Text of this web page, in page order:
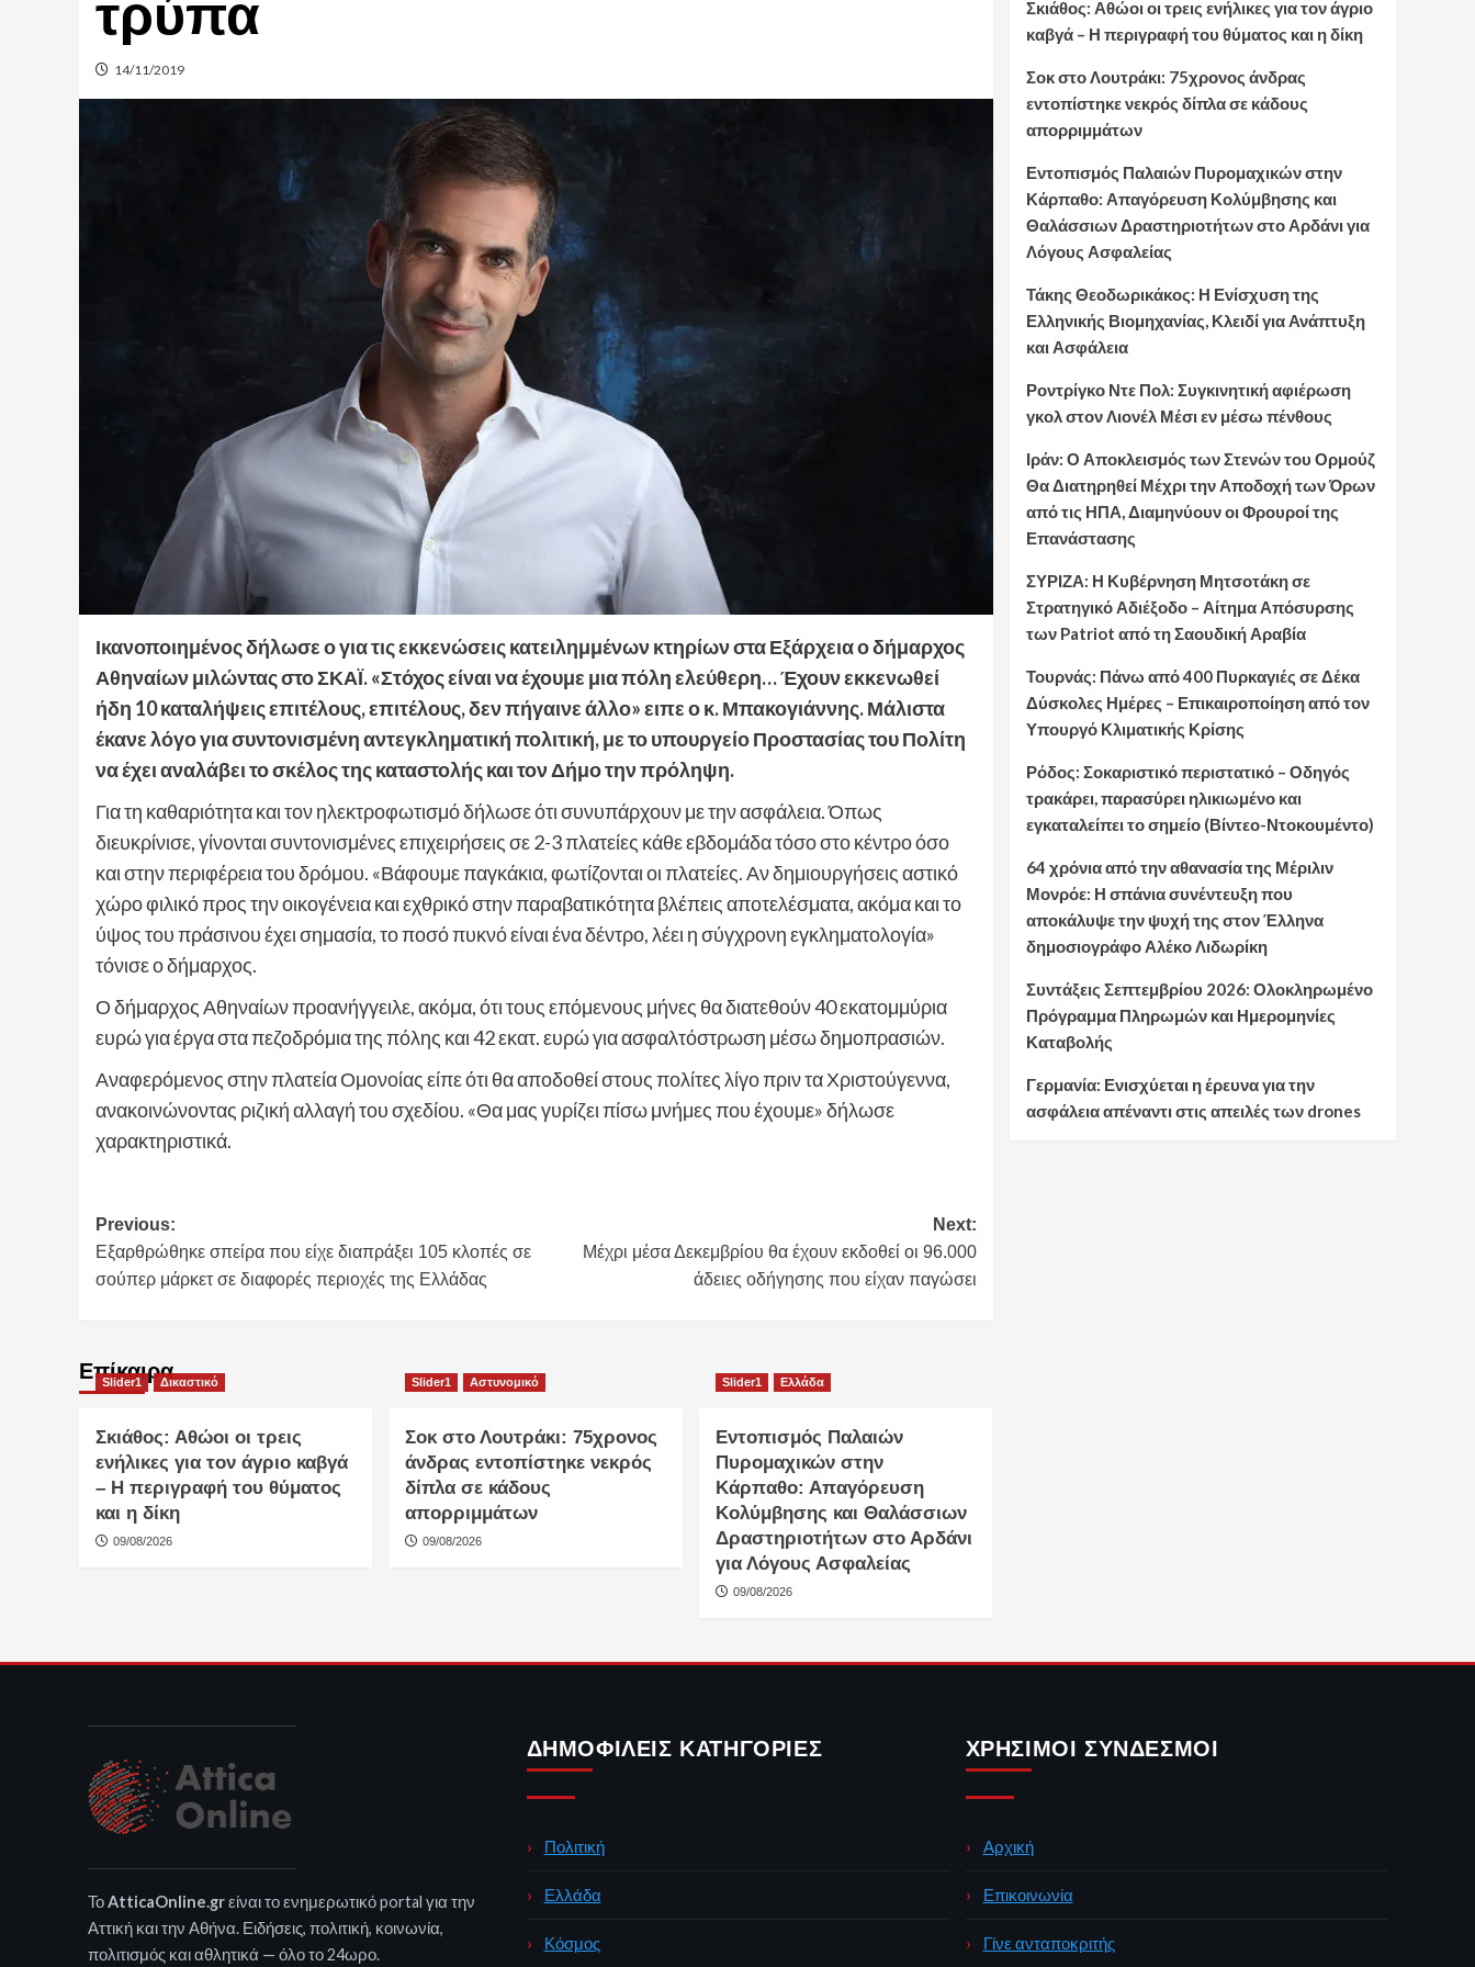
τρύπα
14/11/2019
Ικανοποιημένος δήλωσε ο για τις εκκενώσεις κατειλημμένων κτηρίων στα Εξάρχεια ο δήμαρχος
Αθηναίων μιλώντας στο ΣΚΑΪ. «Στόχος είναι να έχουμε μια πόλη ελεύθερη… Έχουν εκκενωθεί
ήδη 10 καταλήψεις επιτέλους, επιτέλους, δεν πήγαινε άλλο» ειπε ο κ. Μπακογιάννης. Μάλιστα
έκανε λόγο για συντονισμένη αντεγκληματική πολιτική, με το υπουργείο Προστασίας του Πολίτη
να έχει αναλάβει το σκέλος της καταστολής και τον Δήμο την πρόληψη.
Για τη καθαριότητα και τον ηλεκτροφωτισμό δήλωσε ότι συνυπάρχουν με την ασφάλεια. Όπως
διευκρίνισε, γίνονται συντονισμένες επιχειρήσεις σε 2-3 πλατείες κάθε εβδομάδα τόσο στο κέντρο όσο
και στην περιφέρεια του δρόμου. «Βάφουμε παγκάκια, φωτίζονται οι πλατείες. Αν δημιουργήσεις αστικό
χώρο φιλικό προς την οικογένεια και εχθρικό στην παραβατικότητα βλέπεις αποτελέσματα, ακόμα και το
ύψος του πράσινου έχει σημασία, το ποσό πυκνό είναι ένα δέντρο, λέει η σύγχρονη εγκληματολογία»
τόνισε ο δήμαρχος.
Ο δήμαρχος Αθηναίων προανήγγειλε, ακόμα, ότι τους επόμενους μήνες θα διατεθούν 40 εκατομμύρια
ευρώ για έργα στα πεζοδρόμια της πόλης και 42 εκατ. ευρώ για ασφαλτόστρωση μέσω δημοπρασιών.
Αναφερόμενος στην πλατεία Ομονοίας είπε ότι θα αποδοθεί στους πολίτες λίγο πριν τα Χριστούγεννα,
ανακοινώνοντας ριζική αλλαγή του σχεδίου. «Θα μας γυρίζει πίσω μνήμες που έχουμε» δήλωσε
χαρακτηριστικά.
Post
navigation
Previous:
Εξαρθρώθηκε σπείρα που είχε διαπράξει 105 κλοπές σε
σούπερ μάρκετ σε διαφορές περιοχές της Ελλάδας
Next:
Μέχρι μέσα Δεκεμβρίου θα έχουν εκδοθεί οι 96.000
άδειες οδήγησης που είχαν παγώσει
Επίκαιρα
Slider1 Δικαστικό
Σκιάθος: Αθώοι οι τρεις
ενήλικες για τον άγριο καβγά
– Η περιγραφή του θύματος
και η δίκη
09/08/2026
Slider1 Αστυνομικό
Σοκ στο Λουτράκι: 75χρονος
άνδρας εντοπίστηκε νεκρός
δίπλα σε κάδους
απορριμμάτων
09/08/2026
Slider1 Ελλάδα
Εντοπισμός Παλαιών
Πυρομαχικών στην
Κάρπαθο: Απαγόρευση
Κολύμβησης και Θαλάσσιων
Δραστηριοτήτων στο Αρδάνι
για Λόγους Ασφαλείας
09/08/2026
Σκιάθος: Αθώοι οι τρεις ενήλικες για τον άγριο
καβγά – Η περιγραφή του θύματος και η δίκη
Σοκ στο Λουτράκι: 75χρονος άνδρας
εντοπίστηκε νεκρός δίπλα σε κάδους
απορριμμάτων
Εντοπισμός Παλαιών Πυρομαχικών στην
Κάρπαθο: Απαγόρευση Κολύμβησης και
Θαλάσσιων Δραστηριοτήτων στο Αρδάνι για
Λόγους Ασφαλείας
Τάκης Θεοδωρικάκος: Η Ενίσχυση της
Ελληνικής Βιομηχανίας, Κλειδί για Ανάπτυξη
και Ασφάλεια
Ροντρίγκο Ντε Πολ: Συγκινητική αφιέρωση
γκολ στον Λιονέλ Μέσι εν μέσω πένθους
Ιράν: Ο Αποκλεισμός των Στενών του Ορμούζ
Θα Διατηρηθεί Μέχρι την Αποδοχή των Όρων
από τις ΗΠΑ, Διαμηνύουν οι Φρουροί της
Επανάστασης
ΣΥΡΙΖΑ: Η Κυβέρνηση Μητσοτάκη σε
Στρατηγικό Αδιέξοδο – Αίτημα Απόσυρσης
των Patriot από τη Σαουδική Αραβία
Τουρνάς: Πάνω από 400 Πυρκαγιές σε Δέκα
Δύσκολες Ημέρες – Επικαιροποίηση από τον
Υπουργό Κλιματικής Κρίσης
Ρόδος: Σοκαριστικό περιστατικό – Οδηγός
τρακάρει, παρασύρει ηλικιωμένο και
εγκαταλείπει το σημείο (Βίντεο-Ντοκουμέντο)
64 χρόνια από την αθανασία της Μέριλιν
Μονρόε: Η σπάνια συνέντευξη που
αποκάλυψε την ψυχή της στον Έλληνα
δημοσιογράφο Αλέκο Λιδωρίκη
Συντάξεις Σεπτεμβρίου 2026: Ολοκληρωμένο
Πρόγραμμα Πληρωμών και Ημερομηνίες
Καταβολής
Γερμανία: Ενισχύεται η έρευνα για την
ασφάλεια απέναντι στις απειλές των drones
ΤοAtticaOnline.grείναι το ενημερωτικό portal για την
Αττική και την Αθήνα. Ειδήσεις, πολιτική, κοινωνία,
πολιτισμός και αθλητικά — όλο το 24ωρο.
ΔΗΜΟΦΙΛΕΊΣ ΚΑΤΗΓΟΡΊΕΣ
Πολιτική
Ελλάδα
Κόσμος
ΧΡΉΣΙΜΟΙ ΣΎΝΔΕΣΜΟΙ
Αρχική
Επικοινωνία
Γίνε ανταποκριτής